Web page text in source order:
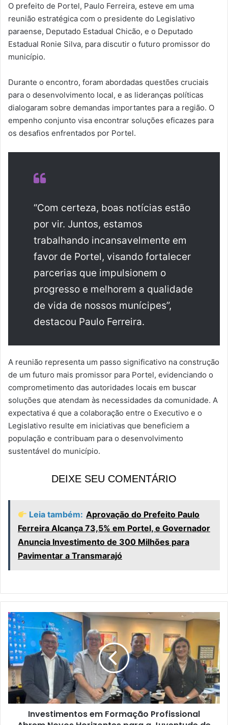
O prefeito de Portel, Paulo Ferreira, esteve em uma
reunião estratégica com o presidente do Legislativo
paraense, Deputado Estadual Chicão, e o Deputado
Estadual Ronie Silva, para discutir o futuro promissor do
município.
Durante o encontro, foram abordadas questões cruciais
para o desenvolvimento local, e as lideranças políticas
dialogaram sobre demandas importantes para a região. O
empenho conjunto visa encontrar soluções eficazes para
os desafios enfrentados por Portel.
“Com certeza, boas notícias estão
por vir. Juntos, estamos
trabalhando incansavelmente em
favor de Portel, visando fortalecer
parcerias que impulsionem o
progresso e melhorem a qualidade
de vida de nossos munícipes”,
destacou Paulo Ferreira.
A reunião representa um passo significativo na construção
de um futuro mais promissor para Portel, evidenciando o
comprometimento das autoridades locais em buscar
soluções que atendam às necessidades da comunidade. A
expectativa é que a colaboração entre o Executivo e o
Legislativo resulte em iniciativas que beneficiem a
população e contribuam para o desenvolvimento
sustentável do município.
DEIXE SEU COMENTÁRIO
Leia também: Aprovação do Prefeito Paulo
Ferreira Alcança 73,5% em Portel, e Governador
Anuncia Investimento de 300 Milhões para
Pavimentar a Transmarajó
I
n
v
e
s
t
m
e
Investimentos em Formação Profissional